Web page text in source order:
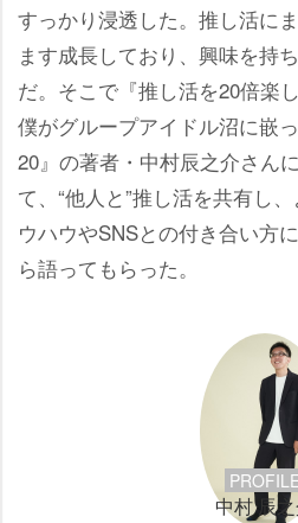
すっかり浸透した。推し活に
ます成長しており、興味を持
だ。そこで『推し活を20倍
僕がグループアイドル沼に嵌
20』の著者・中村辰之介さん
て、“他人と”推し活を共有し
ウハウやSNSとの付き合い方
ら語ってもらった。
PROFILE
中村 辰